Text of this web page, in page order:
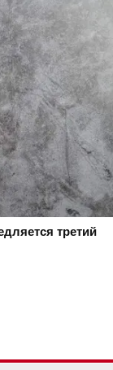
третий